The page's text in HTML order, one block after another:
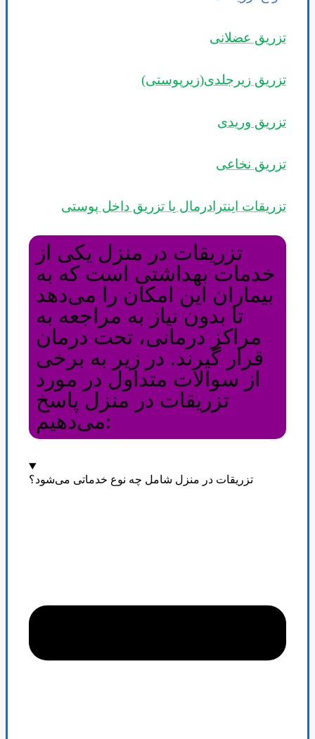
تزریق عضلانی
تزریق زیرجلدی(زیرپوستی)
تزریق وریدی
تزریق نخاعی
تزریقات اینترادرمال یا تزریق داخل پوستی
تزریقات در منزل یکی از
خدمات بهداشتی است که به
بیماران این امکان را می‌دهد
تا بدون نیاز به مراجعه به
مراکز درمانی، تحت درمان
قرار گیرند. در زیر به برخی
از سوالات متداول در مورد
تزریقات در منزل پاسخ
می‌دهیم:
تزریقات در منزل شامل چه نوع خدماتی می‌شود؟